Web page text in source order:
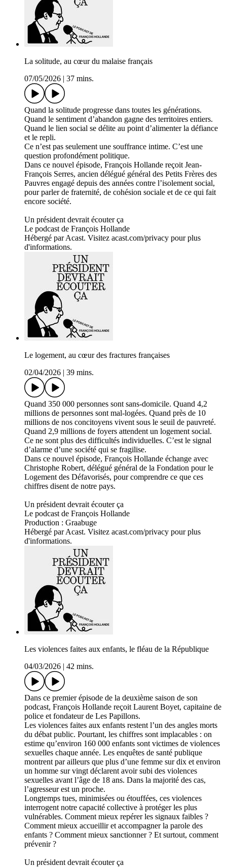
La solitude, au cœur du malaise français
07/05/2026
37 mins.
Quand la solitude progresse dans toutes les générations.
Quand le sentiment d’abandon gagne des territoires entiers.
Quand le lien social se délite au point d’alimenter la défiance
et le repli.
Ce n’est pas seulement une souffrance intime. C’est une
question profondément politique.
Dans ce nouvel épisode, François Hollande reçoit Jean-
François Serres, ancien délégué général des Petits Frères des
Pauvres engagé depuis des années contre l’isolement social,
pour parler de fraternité, de cohésion sociale et de ce qui fait
encore société.
Un président devrait écouter ça
Le podcast de François Hollande
Hébergé par Acast. Visitez acast.com/privacy pour plus
d'informations.
Le logement, au cœur des fractures françaises
02/04/2026
39 mins.
Quand 350 000 personnes sont sans-domicile. Quand 4,2
millions de personnes sont mal-logées. Quand près de 10
millions de nos concitoyens vivent sous le seuil de pauvreté.
Quand 2,9 millions de foyers attendent un logement social.
Ce ne sont plus des difficultés individuelles. C’est le signal
d’alarme d’une société qui se fragilise.
Dans ce nouvel épisode, François Hollande échange avec
Christophe Robert, délégué général de la Fondation pour le
Logement des Défavorisés, pour comprendre ce que ces
chiffres disent de notre pays.
Un président devrait écouter ça
Le podcast de François Hollande
Production : Graabuge
Hébergé par Acast. Visitez acast.com/privacy pour plus
d'informations.
Les violences faites aux enfants, le fléau de la République
04/03/2026
42 mins.
Dans ce premier épisode de la deuxième saison de son
podcast, François Hollande reçoit Laurent Boyet, capitaine de
police et fondateur de Les Papillons.
Les violences faites aux enfants restent l’un des angles morts
du débat public. Pourtant, les chiffres sont implacables : on
estime qu’environ 160 000 enfants sont victimes de violences
sexuelles chaque année. Les enquêtes de santé publique
montrent par ailleurs que plus d’une femme sur dix et environ
un homme sur vingt déclarent avoir subi des violences
sexuelles avant l’âge de 18 ans. Dans la majorité des cas,
l’agresseur est un proche.
Longtemps tues, minimisées ou étouffées, ces violences
interrogent notre capacité collective à protéger les plus
vulnérables. Comment mieux repérer les signaux faibles ?
Comment mieux accueillir et accompagner la parole des
enfants ? Comment mieux sanctionner ? Et surtout, comment
prévenir ?
Un président devrait écouter ça